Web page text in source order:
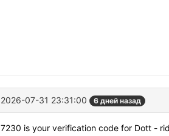
2026-07-31 23:31:00 6 дней назад
7230 is your verification code for Dott -